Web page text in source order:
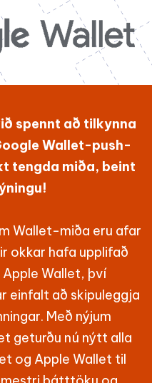
spennt að tilkynna
Wallet-push-
tengda miða, beint
Wallet-miða eru afar
okkar hafa upplifað
Wallet, því
einfalt að skipuleggja
Með nýjum
geturðu nú nýtt alla
og Apple Wallet til